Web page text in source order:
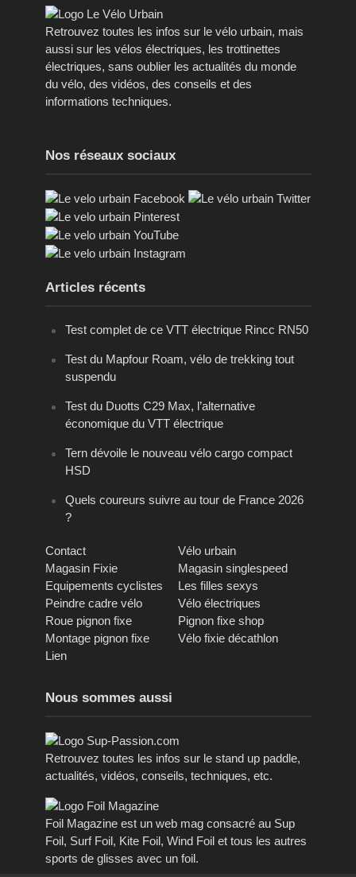
Retrouvez toutes les infos sur le vélo urbain, mais
aussi sur les vélos électriques, les trottinettes
électriques, sans oublier les actualités du monde
du vélo, des vidéos, des conseils et des
informations techniques.
Nos réseaux sociaux
Articles récents
Test complet de ce VTT électrique Rincc RN50
Test du Mapfour Roam, vélo de trekking tout
suspendu
Test du Duotts C29 Max, l’alternative
économique du VTT électrique
Tern dévoile le nouveau vélo cargo compact
HSD
Quels coureurs suivre au tour de France 2026
?
Contact
Vélo urbain
Magasin Fixie
Magasin singlespeed
Equipements cyclistes
Les filles sexys
Peindre cadre vélo
Vélo électriques
Roue pignon fixe
Pignon fixe shop
Montage pignon fixe
Vélo fixie décathlon
Lien
Nous sommes aussi
Retrouvez toutes les infos sur le stand up paddle,
actualités, vidéos, conseils, techniques, etc.
Foil Magazine est un web mag consacré au Sup
Foil, Surf Foil, Kite Foil, Wind Foil et tous les autres
sports de glisses avec un foil.